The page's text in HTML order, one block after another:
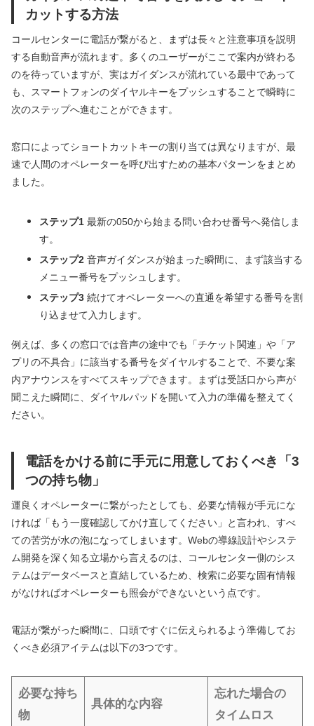
カットする方法
コールセンターに電話が繋がると、まずは長々と注意事項を説明
する自動音声が流れます。多くのユーザーがここで案内が終わる
のを待っていますが、実はガイダンスが流れている最中であって
も、スマートフォンのダイヤルキーをプッシュすることで瞬時に
次のステップへ進むことができます。
窓口によってショートカットキーの割り当ては異なりますが、最
速で人間のオペレーターを呼び出すための基本パターンをまとめ
ました。
ステップ1 最新の050から始まる問い合わせ番号へ発信しま
す。
ステップ2 音声ガイダンスが始まった瞬間に、まず該当する
メニュー番号をプッシュします。
ステップ3 続けてオペレーターへの直通を希望する番号を割
り込ませて入力します。
例えば、多くの窓口では音声の途中でも「チケット関連」や「ア
プリの不具合」に該当する番号をダイヤルすることで、不要な案
内アナウンスをすべてスキップできます。まずは受話口から声が
聞こえた瞬間に、ダイヤルパッドを開いて入力の準備を整えてく
ださい。
電話をかける前に手元に用意しておくべき「3
つの持ち物」
運良くオペレーターに繋がったとしても、必要な情報が手元にな
ければ「もう一度確認してかけ直してください」と言われ、すべ
ての苦労が水の泡になってしまいます。Webの導線設計やシステ
ム開発を深く知る立場から言えるのは、コールセンター側のシス
テムはデータベースと直結しているため、検索に必要な固有情報
がなければオペレーターも照会ができないという点です。
電話が繋がった瞬間に、口頭ですぐに伝えられるよう準備してお
くべき必須アイテムは以下の3つです。
必要な持ち
物
具体的な内容
忘れた場合の
タイムロス